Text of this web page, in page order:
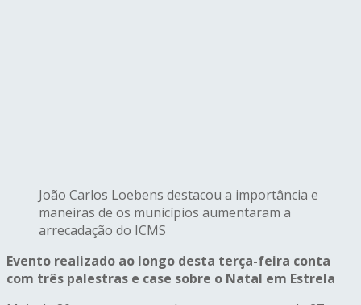
João Carlos Loebens destacou a importância e
maneiras de os municípios aumentaram a
arrecadação do ICMS
Evento realizado ao longo desta terça-feira conta
com três palestras e case sobre o Natal em Estrela